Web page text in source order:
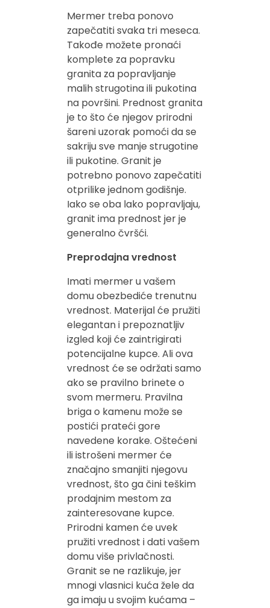
Mermer treba ponovo
zapečatiti svaka tri meseca.
Takođe možete pronaći
komplete za popravku
granita za popravljanje
malih strugotina ili pukotina
na površini. Prednost granita
je to što će njegov prirodni
šareni uzorak pomoći da se
sakriju sve manje strugotine
ili pukotine. Granit je
potrebno ponovo zapečatiti
otprilike jednom godišnje.
Iako se oba lako popravljaju,
granit ima prednost jer je
generalno čvršći.
Preprodajna vrednost
Imati mermer u vašem
domu obezbediće trenutnu
vrednost. Materijal će pružiti
elegantan i prepoznatljiv
izgled koji će zaintrigirati
potencijalne kupce. Ali ova
vrednost će se održati samo
ako se pravilno brinete o
svom mermeru. Pravilna
briga o kamenu može se
postići prateći gore
navedene korake. Oštećeni
ili istrošeni mermer će
značajno smanjiti njegovu
vrednost, što ga čini teškim
prodajnim mestom za
zainteresovane kupce.
Prirodni kamen će uvek
pružiti vrednost i dati vašem
domu više privlačnosti.
Granit se ne razlikuje, jer
mnogi vlasnici kuća žele da
ga imaju u svojim kućama –